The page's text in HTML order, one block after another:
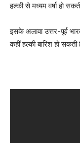
हल्की से मध्यम वर्षा हो
इसके अलावा उत्तर-पूर्व
कहीं हल्की बारिश हो सकती